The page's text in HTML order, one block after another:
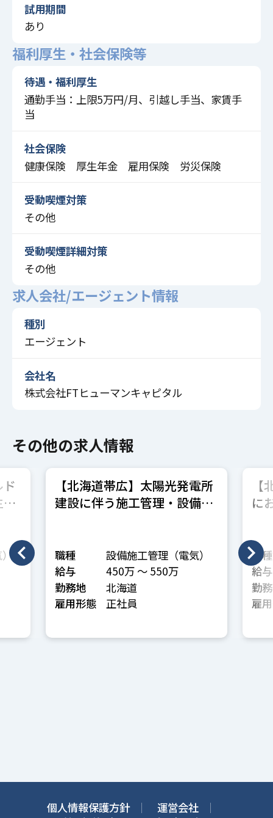
試用期間
あり
福利厚生・社会保険等
待遇・福利厚生
通勤手当：上限5万円/月、引越し手当、家賃手
当
社会保険
健康保険 厚生年金 雇用保険 労災保険
受動喫煙対策
その他
受動喫煙詳細対策
その他
求人会社/エージェント情報
種別
エージェント
会社名
株式会社FTヒューマンキャピタル
その他の求人情報
【北海道帯広】太陽光発電所
建設に伴う施工管理・設備管
職種
設備施工管理（電気）
給与
450万 〜 550万
勤務地
北海道
雇用形態
正社員
に
職種
給与
勤
雇
個人情報保護方針
運営会社